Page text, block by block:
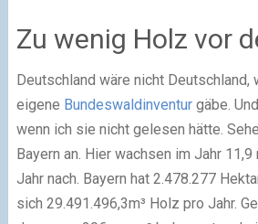
Zu wenig Holz vor
Deutschland wäre nicht Deutschland,
eigene Bundeswaldinventur gäbe.
wenn ich sie nicht gelesen hätte.
Bayern an. Hier wachsen im Jahr 11,9
Jahr nach. Bayern hat 2.478.277
sich 29.491.496,3m³ Holz pro Jahr.